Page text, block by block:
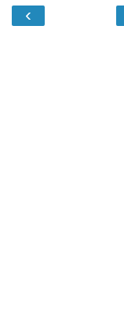
‹